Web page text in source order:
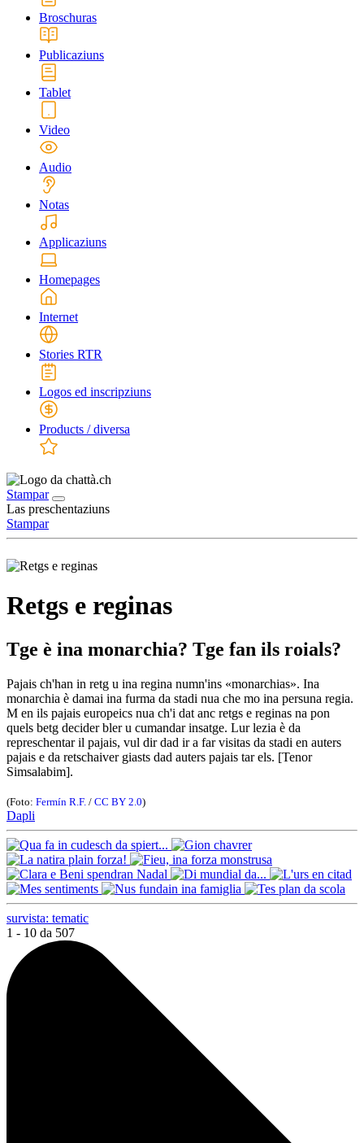
Broschuras
Publicaziuns
Tablet
Video
Audio
Notas
Applicaziuns
Homepages
Internet
Stories RTR
Logos ed inscripziuns
Products / diversa
Stampar
Las preschentaziuns
Stampar
Retgs e reginas
Tge è ina monarchia? Tge fan ils roials?
Pajais ch'han in retg u ina regina numn'ins «monarchias». Ina
monarchia è damai ina furma da stadi nua che mo ina persuna regia.
M en ils pajais europeics nua ch'i dat anc retgs e reginas na pon
quels betg decider bler u cumandar insatge. Lur lezia è da
represchentar il pajais, vul dir dad ir a far visitas da stadi en auters
pajais e da retschaiver giasts dad auters pajais tar els. [Tenor
Simsalabim].
(Foto: Fermín R.F. / CC BY 2.0)
Dapli
survista: tematic
1 - 10 da 507